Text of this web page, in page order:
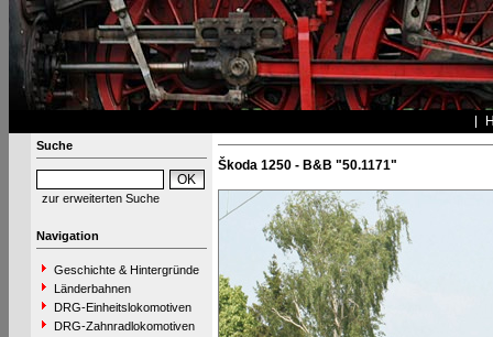
Suche
zur erweiterten Suche
Navigation
Geschichte & Hintergründe
Länderbahnen
DRG-Einheitslokomotiven
DRG-Zahnradlokomotiven
Škoda 1250 - B&B "50.1171"